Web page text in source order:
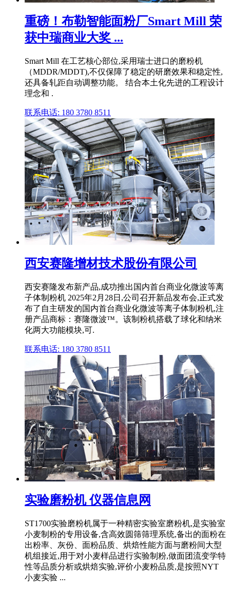
重磅！布勒智能面粉厂Smart Mill 荣
获中瑞商业大奖 ...
Smart Mill 在工艺核心部位,采用瑞士进口的磨粉机
（MDDR/MDDT),不仅保障了稳定的研磨效果和稳定性,
还具备轧距自动调整功能。 结合本土化先进的工程设计
理念和 .
联系电话: 180 3780 8511
西安赛隆增材技术股份有限公司
西安赛隆发布新产品,成功推出国内首台商业化微波等离
子体制粉机 2025年2月28日,公司召开新品发布会,正式发
布了自主研发的国内首台商业化微波等离子体制粉机,注
册产品商标：赛隆微波™。该制粉机搭载了球化和纳米
化两大功能模块,可.
联系电话: 180 3780 8511
实验磨粉机 仪器信息网
ST1700实验磨粉机属于一种精密实验室磨粉机,是实验室
小麦制粉的专用设备,含高效圆筛筛理系统,备出的面粉在
出粉率、灰份、面粉品质、烘焙性能方面与磨粉间大型
机组接近,用于对小麦样品进行实验制粉,做面团流变学特
性等品质分析或烘焙实验,评价小麦粉品质,是按照NYT
小麦实验 ...